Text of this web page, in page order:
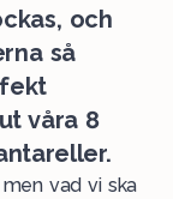
och
så
våra 8
vad vi ska